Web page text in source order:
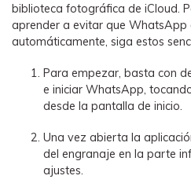
biblioteca fotográfica de iCloud.
aprender a evitar que WhatsApp
automáticamente, siga estos
Para empezar, basta con
e iniciar WhatsApp,
desde la pantalla de inicio.
Una vez abierta la
del engranaje en la parte
ajustes.